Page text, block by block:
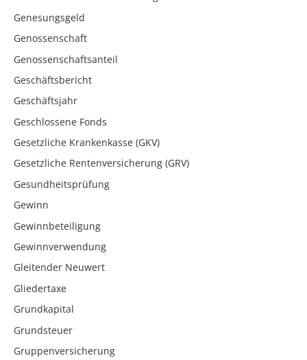
Genesungsgeld
Genossenschaft
Genossenschaftsanteil
Geschäftsbericht
Geschäftsjahr
Geschlossene Fonds
Gesetzliche Krankenkasse (GKV)
Gesetzliche Rentenversicherung (GRV)
Gesundheitsprüfung
Gewinn
Gewinnbeteiligung
Gewinnverwendung
Gleitender Neuwert
Gliedertaxe
Grundkapital
Grundsteuer
Gruppenversicherung